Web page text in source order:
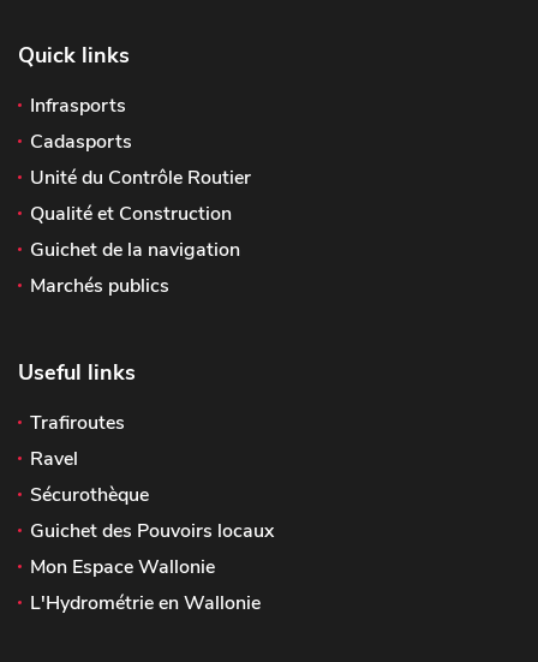
Quick links
Infrasports
Cadasports
Unité du Contrôle Routier
Qualité et Construction
Guichet de la navigation
Marchés publics
Useful links
Trafiroutes
Ravel
Sécurothèque
Guichet des Pouvoirs locaux
Mon Espace Wallonie
L'Hydrométrie en Wallonie